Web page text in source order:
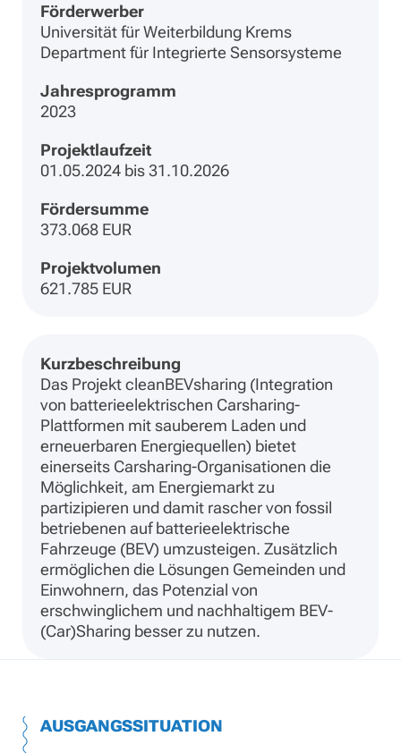
Förderwerber
Universität für Weiterbildung Krems
Department für Integrierte Sensorsysteme
Jahresprogramm
2023
Projektlaufzeit
01.05.2024 bis 31.10.2026
Fördersumme
373.068 EUR
Projektvolumen
621.785 EUR
Kurzbeschreibung
Das Projekt cleanBEVsharing (Integration
von batterieelektrischen Carsharing-
Plattformen mit sauberem Laden und
erneuerbaren Energiequellen) bietet
einerseits Carsharing-Organisationen die
Möglichkeit, am Energiemarkt zu
partizipieren und damit rascher von fossil
betriebenen auf batterieelektrische
Fahrzeuge (BEV) umzusteigen. Zusätzlich
ermöglichen die Lösungen Gemeinden und
Einwohnern, das Potenzial von
erschwinglichem und nachhaltigem BEV-
(Car)Sharing besser zu nutzen.
AUSGANGSSITUATION